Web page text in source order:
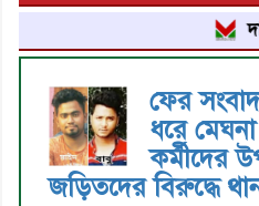
ফের
ধরে
কর্মীদের
জড়িতদের বিরুদ্ধে